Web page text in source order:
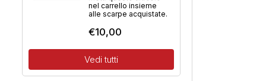
nel carrello insieme
alle scarpe acquistate.
€10,00
Vedi tutti